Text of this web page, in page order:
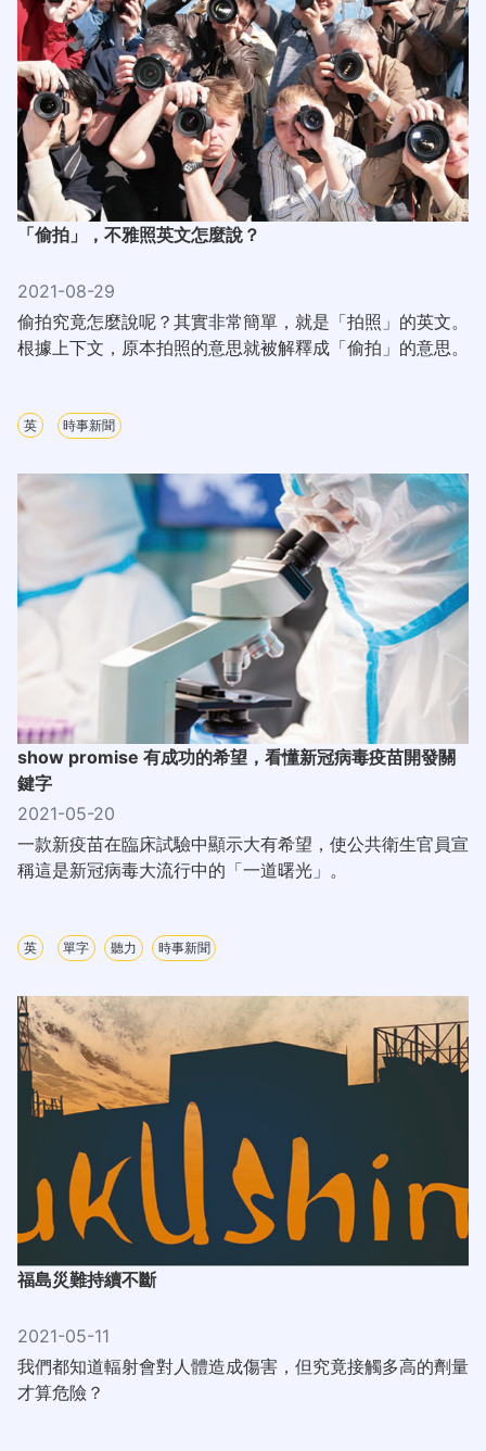
「偷拍」，不雅照英文怎麼說？
2021-08-29
偷拍究竟怎麼說呢？其實非常簡單，就是「拍照」的英文。
根據上下文，原本拍照的意思就被解釋成「偷拍」的意思。
英 時事新聞
show promise 有成功的希望，看懂新冠病毒疫苗開發關
鍵字
2021-05-20
一款新疫苗在臨床試驗中顯示大有希望，使公共衛生官員宣
稱這是新冠病毒大流行中的「一道曙光」。
英 單字 聽力 時事新聞
福島災難持續不斷
2021-05-11
我們都知道輻射會對人體造成傷害，但究竟接觸多高的劑量
才算危險？